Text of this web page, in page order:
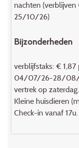
nachten
25/10/26)
Bijzonderheden
verblijfstaks: €
04/07/26-28/08/
vertrek op
Kleine huisdieren
Check-in vanaf 17u.